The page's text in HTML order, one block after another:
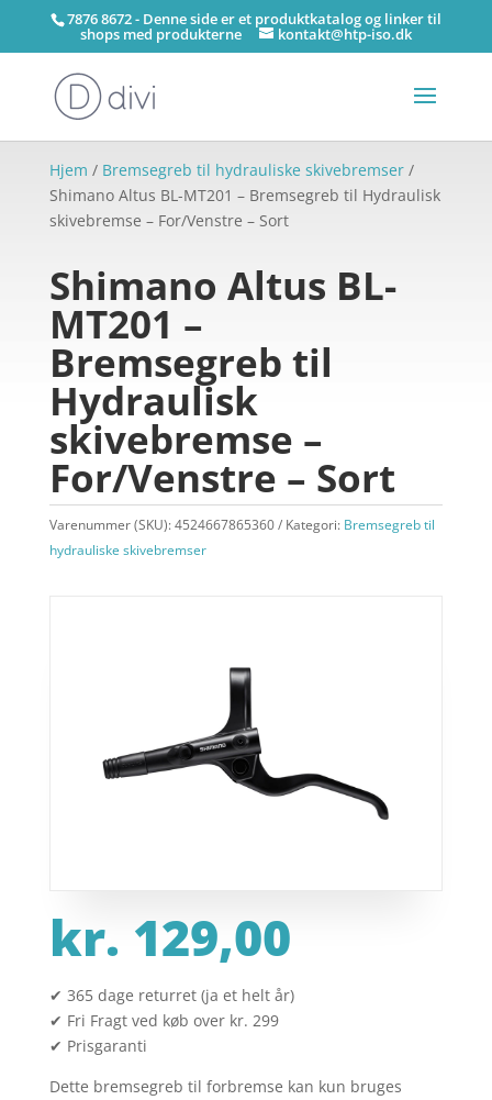
7876 8672 - Denne side er et produktkatalog og linker til
shops med produkterne kontakt@htp-iso.dk
Hjem / Bremsegreb til hydrauliske skivebremser/
Shimano Altus BL-MT201 – Bremsegreb til Hydraulisk
skivebremse – For/Venstre – Sort
Shimano Altus BL-
MT201 –
Bremsegreb til
Hydraulisk
skivebremse –
For/Venstre – Sort
Varenummer (SKU):4524667865360 Kategori: Bremsegreb til
hydrauliske skivebremser
kr. 129,00
✔ 365 dage returret (ja et helt år)
✔ Fri Fragt ved køb over kr. 299
✔ Prisgaranti
Dette bremsegreb til forbremse kan kun bruges